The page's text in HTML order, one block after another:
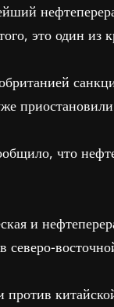
это один из
что
и
северо-
против